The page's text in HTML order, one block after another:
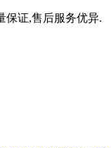
保证,售后服务优异.